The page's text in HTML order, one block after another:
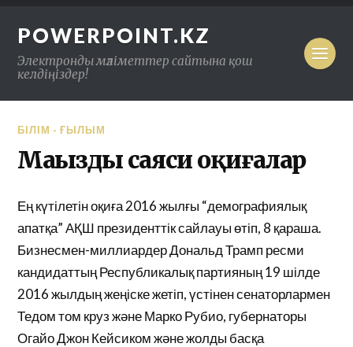
POWERPOINT.KZ
Электронды мәліметтер сайтына қош
келдіңіздер!
БІЛІМ - ҒЫЛЫМ
Маңызды саяси оқиғалар
Ең күтілетін оқиға 2016 жылғы “демографиялық
апатқа” АҚШ президенттік сайлауы өтіп, 8 қараша.
Бизнесмен-миллиардер Дональд Трамп ресми
кандидаттың Республикалық партияның 19 шілде
2016 жылдың жеңіске жетіп, үстінен сенаторлармен
Тедом том круз және Марко Рубио, губернаторы
Огайо Джон Кейсиком және жолды басқа